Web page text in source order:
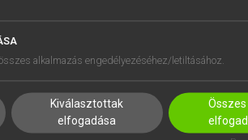
BEÁLLÍTÁSOK
alkalmazás engedélyezéséhez/letiltásához.
Kiválasztottak
elfogadása